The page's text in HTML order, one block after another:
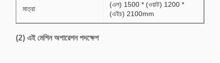
মাত্রা
(এল) 1500 * (ওয়াট) 1200 *
(এইচ) 2100mm
(2) এই মেশিন অপারেশন পদক্ষেপ